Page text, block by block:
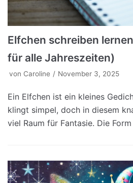
Elfchen schreiben
für alle Jahreszeiten)
von Caroline November 3, 2025
Ein Elfchen ist ein kleines
klingt simpel, doch in diesem
viel Raum für Fantasie. Die